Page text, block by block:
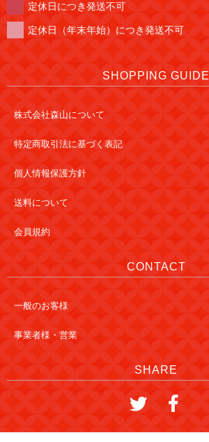
定休日につき発送不可
定休日（年末年始）につき発送不可
SHOPPING GUIDE
株式会社森山について
特定商取引法に基づく表記
個人情報保護方針
送料について
会員規約
CONTACT
一般のお客様
事業者様・営業
SHARE